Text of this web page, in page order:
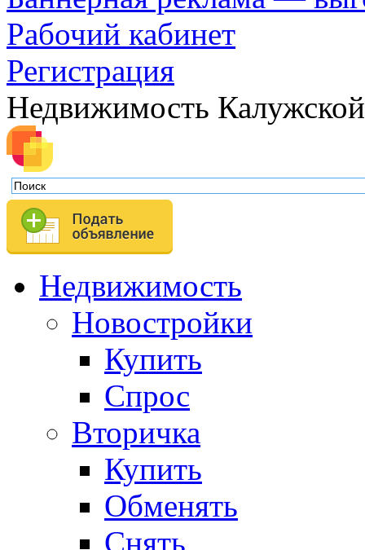
Рабочий кабинет
Регистрация
Недвижимость
Недвижимость
Новостройки
Купить
Спрос
Вторичка
Купить
Обменять
Снять